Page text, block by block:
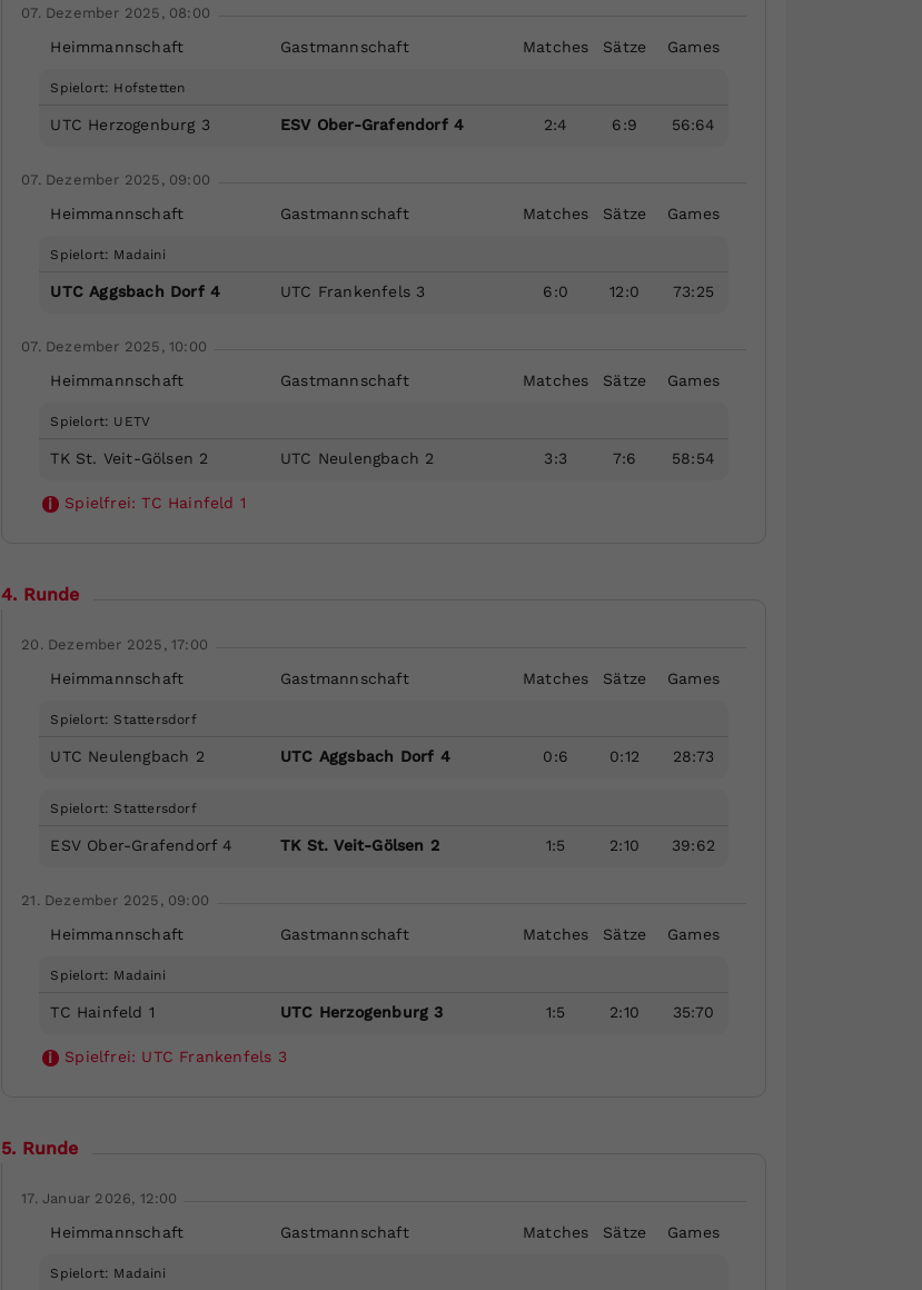
07. Dezember 2025, 08:00
Heimmannschaft Gastmannschaft Matches Sätze Games
Spielort: Hofstetten
UTC Herzogenburg 3 ESV Ober-Grafendorf 4 2:4 6:9 56:64
07. Dezember 2025, 09:00
Heimmannschaft Gastmannschaft Matches Sätze Games
Spielort: Madaini
UTC Aggsbach Dorf 4 UTC Frankenfels 3 6:0 12:0 73:25
07. Dezember 2025, 10:00
Heimmannschaft Gastmannschaft Matches Sätze Games
Spielort: UETV
TK St. Veit-Gölsen 2 UTC Neulengbach 2 3:3 7:6 58:54
i Spielfrei:TC Hainfeld 1
4. Runde
20. Dezember 2025, 17:00
Heimmannschaft Gastmannschaft Matches Sätze Games
Spielort: Stattersdorf
UTC Neulengbach 2 UTC Aggsbach Dorf 4 0:6 0:12 28:73
Spielort: Stattersdorf
ESV Ober-Grafendorf 4 TK St. Veit-Gölsen 2 1:5 2:10 39:62
21. Dezember 2025, 09:00
Heimmannschaft Gastmannschaft Matches Sätze Games
Spielort: Madaini
TC Hainfeld 1 UTC Herzogenburg 3 1:5 2:10 35:70
i Spielfrei: UTC Frankenfels 3
5. Runde
17. Januar 2026, 12:00
Heimmannschaft Gastmannschaft Matches Sätze Games
Spielort: Madaini